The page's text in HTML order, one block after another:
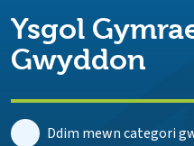
Ysgol
Gwyddon
Ddim mewn categori